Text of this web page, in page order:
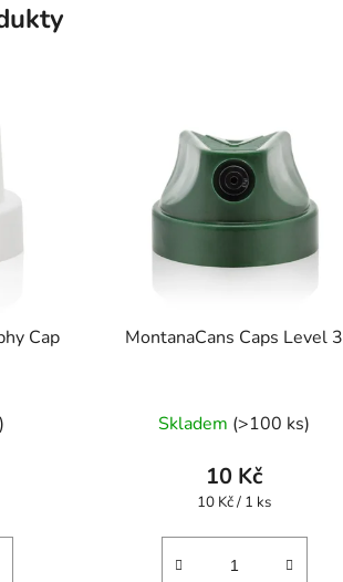
Cap MontanaCans Caps Level 3
Skladem (>100 ks)
10 Kč
Měrná
10 Kč / 1 ks